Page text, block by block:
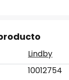
Lindby
10012754